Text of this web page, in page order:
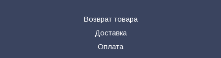
Возврат товара
Доставка
Оплата